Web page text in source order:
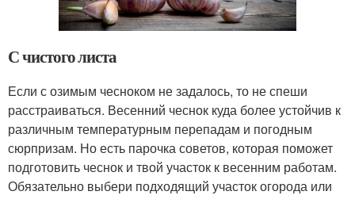
С чистого листа
Если с озимым чесноком не задалось, то не спеши
расстраиваться. Весенний чеснок куда более устойчив к
различным температурным перепадам и погодным
сюрпризам. Но есть парочка советов, которая поможет
подготовить чеснок и твой участок к весенним работам.
Обязательно выбери подходящий участок огорода или